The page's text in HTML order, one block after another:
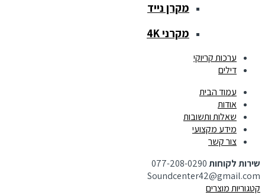
מקרן נייד
מקרני 4K
ערכות קריוקי
דילים
עמוד הבית
אודות
שאלות ותשובות
מידע מקצועי
צור קשר
שירות לקוחות077-208-0290
Soundcenter42@gmail.com
קטגוריות מוצרים